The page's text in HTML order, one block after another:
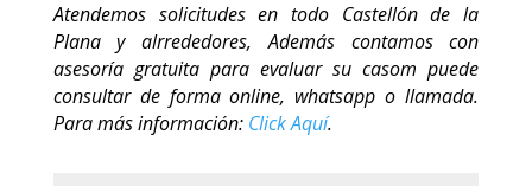
Atendemos solicitudes en todo Castellón de la
Plana y alrrededores, Además contamos con
asesoría gratuita para evaluar su casom puede
consultar de forma online, whatsapp o llamada.
Para más información: Click Aquí.